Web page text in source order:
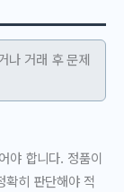
나 거래 후 문제
야 합니다. 정품이
확히 판단해야 적